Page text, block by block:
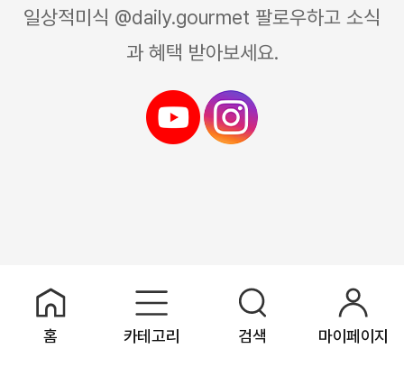
홈 카테고리 검색 마이페이지
일상적미식 @daily.gourmet 팔로우하고 소식
과 혜택 받아보세요.